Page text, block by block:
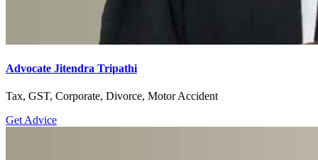
Advocate Jitendra Tripathi
Tax, GST, Corporate, Divorce, Motor Accident
Get Advice